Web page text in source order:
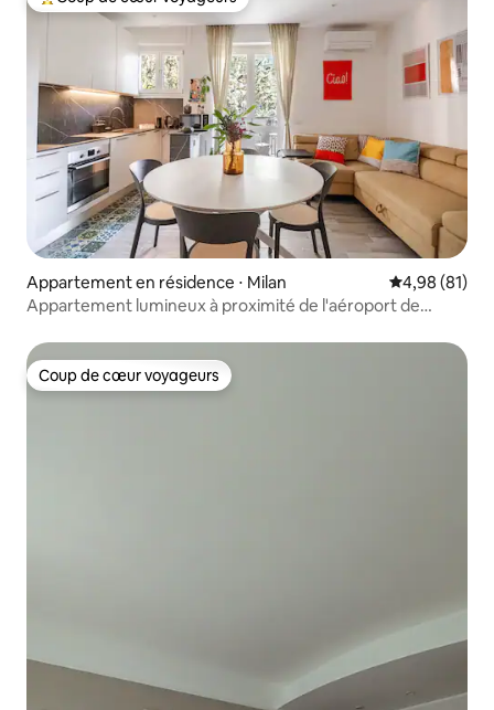
Coups de cœur voyageurs les plus appréciés
Appartement en résidence ⋅ Milan Évaluation
4,98 (81)
Appartement lumineux à proximité de l'aéroport de
Coup de cœur voyageurs
Coup de cœur voyageurs